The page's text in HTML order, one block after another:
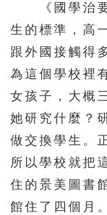
《國學治要
生的標準，高
跟外國接觸得
為這個學校裡
女孩子，大概
她研究什麼？
做交換學生。
所以學校就把
住的景美圖書
館住了四個月